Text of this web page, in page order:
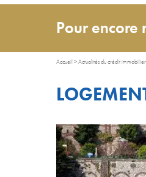
Pour encore
Accueil >Actualités du crédit immobilier